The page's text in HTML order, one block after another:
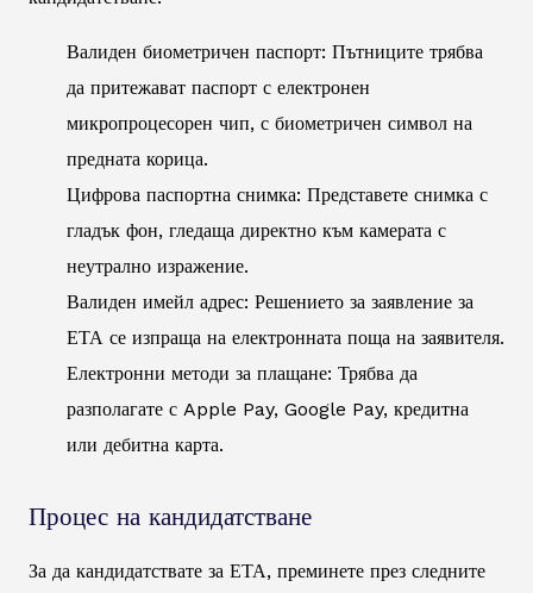
Валиден биометричен паспорт: Пътниците трябва
да притежават паспорт с електронен
микропроцесорен чип, с биометричен символ на
предната корица.
Цифрова паспортна снимка: Представете снимка с
гладък фон, гледаща директно към камерата с
неутрално изражение.
Валиден имейл адрес: Решението за заявление за
ЕТА се изпраща на електронната поща на заявителя.
Електронни методи за плащане: Трябва да
разполагате с Apple Pay, Google Pay, кредитна
или дебитна карта.
Процес на кандидатстване
За да кандидатствате за ЕТА, преминете през следните